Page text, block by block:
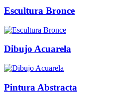
Escultura Bronce
Dibujo Acuarela
Pintura Abstracta